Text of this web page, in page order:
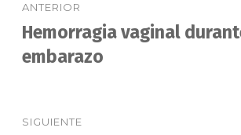
de
entradas
ANTERIOR
Entrada
anterior:
Hemorragia vaginal
embarazo
SIGUIENTE